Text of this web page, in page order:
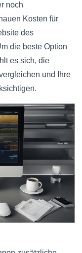
noch
Kosten für
des
die beste Option
es sich, die
und Ihre